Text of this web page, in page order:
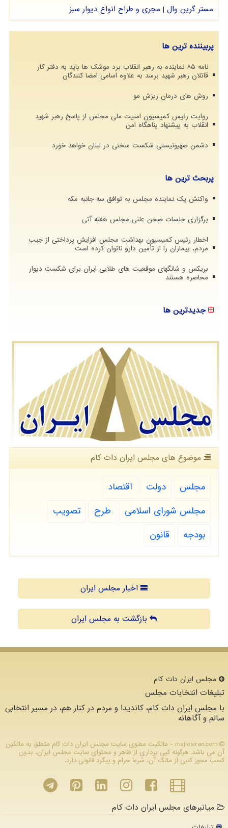
مستر گرین وال | مجری و طراح انواع دیوار سبز
پربیننده ترین ها
نامه ۸۵ نماینده به رهبر انقلاب برد موشک ها باید به دفتر کار
قاتلان رهبر شهید برسد به علاوه اسامی امضا کنندگان
روش های درمان ریزش مو
روایت رئیس کمیسیون امنیت ملی مجلس از پاسخ رهبر شهید
انقلاب به پیشنهاد پناهگاه امن
دشمن صهیونیستی شکست سختی در لبنان خواهد خورد
پربحث ترین ها
واکنش یک نماینده مجلس به توافق سه جانبه مکه
برگزاری جلسات صحن علنی مجلس هفته آتی
اخطار رئیس کمیسیون بهداشت مجلس افزایش پرداختی از جیب
مردم، بیماران را از تأمین دارو ناتوان کرده است
بریکس و شانگهای موقعیت های طلایی ایران برای شکست دیوار
محاصره هستند
جدیدترین ها
موضوع های مجلس ایران دات كام
مجلس دولت
اقتصاد
مجلس شورای اسلامی
طرح
تصویب
بودجه
قانون
اخبار مجلس ایران
بازگشت به مجلس ایران
مجلس ایران دات كام
تبلیغات انتخابات مجلس
با مجلس ایران دات کام، کاندیدا و مردم در کنار هم، در مسیر انتخابی
سالم و آگاهانه
majlesiran.com - مالکیت معنوی سایت مجلس ایران دات كام متعلق به مالکین
آن می باشد. هرگونه کپی برداری از ظاهر و محتوای سایت مجلس ایران، بدون
کسب مجوز کتبی از مالک آن، شرعا حرام و پیگرد قانونی دارد.
میانبرهای مجلس ایران دات کام